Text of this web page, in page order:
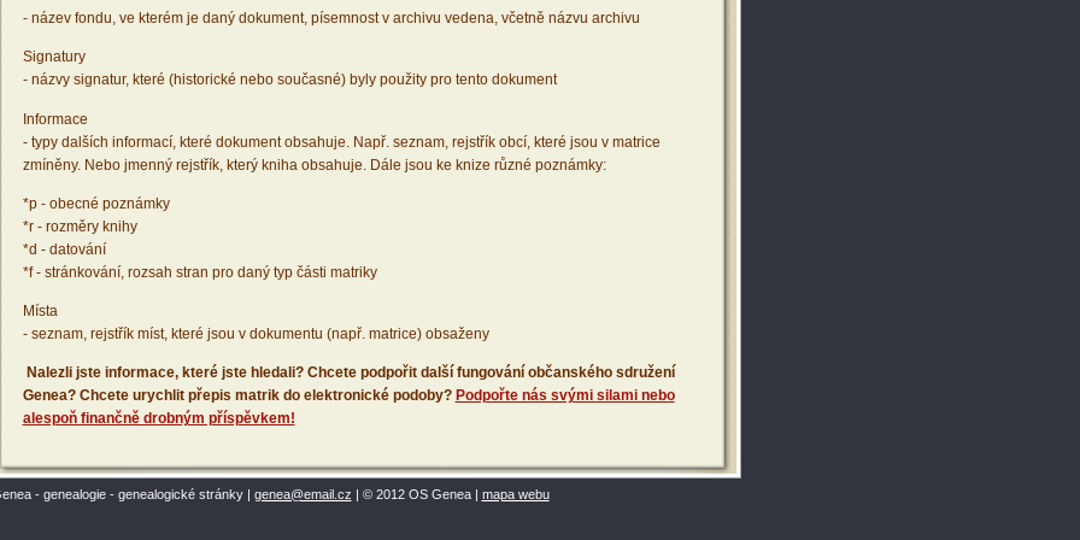
- název fondu, ve kterém je daný dokument, písemnost v archivu vedena, včetně názvu archivu
Signatury
- názvy signatur, které (historické nebo současné) byly použity pro tento dokument
Informace
- typy dalších informací, které dokument obsahuje. Např. seznam, rejstřík obcí, které jsou v matrice
zmíněny. Nebo jmenný rejstřík, který kniha obsahuje. Dále jsou ke knize různé poznámky:
*p - obecné poznámky
*r - rozměry knihy
*d - datování
*f - stránkování, rozsah stran pro daný typ části matriky
Místa
- seznam, rejstřík míst, které jsou v dokumentu (např. matrice) obsaženy
Nalezli jste informace, které jste hledali? Chcete podpořit další fungování občanského sdružení
Genea? Chcete urychlit přepis matrik do elektronické podoby? Podpořte nás svými silami nebo
alespoň finančně drobným příspěvkem!
- genealogie - genealogické stránky | genea@email.cz | © 2012 OS Genea | mapa webu